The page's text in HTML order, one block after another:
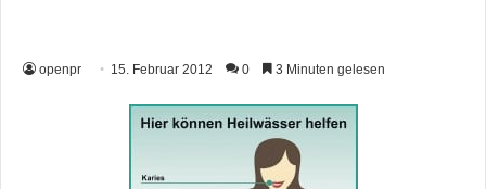
openpr 15. Februar 2012 0 3 Minuten gelesen